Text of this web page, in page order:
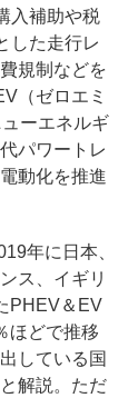
入補助や税
した走行レ
規制などを
（ゼロエミ
ーエネルギ
パワートレ
動化を推進
年に日本、
ス、イギリ
PHEV＆EV
ほどで推移
している国
解説。ただ